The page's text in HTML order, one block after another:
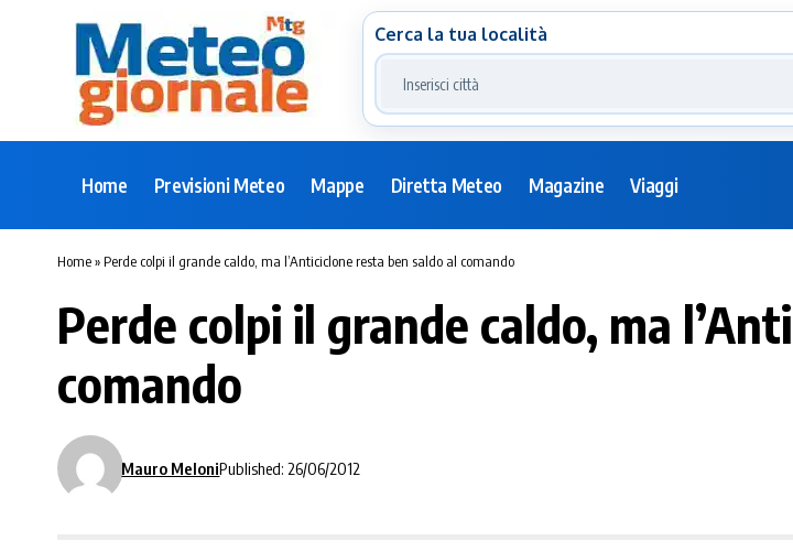
Cerca la tua località
Home Previsioni Meteo Mappe Diretta Meteo Magazine Viaggi
Home»Perde colpi il grande caldo, ma l’Anticiclone resta ben saldo al comando
Perde colpi il grande caldo, ma
comando
Mauro MeloniPublished: 26/06/2012